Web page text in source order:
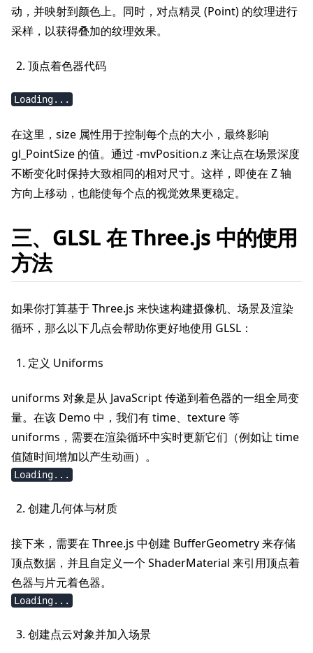
动，并映射到颜色上。同时，对点精灵 (Point) 的纹理进行
采样，以获得叠加的纹理效果。
顶点着色器代码
Loading...
在这里，size 属性用于控制每个点的大小，最终影响
gl_PointSize 的值。通过 -mvPosition.z 来让点在场景深度
不断变化时保持大致相同的相对尺寸。这样，即使在 Z 轴
方向上移动，也能使每个点的视觉效果更稳定。
三、GLSL 在 Three.js 中的使用
方法
如果你打算基于 Three.js 来快速构建摄像机、场景及渲染
循环，那么以下几点会帮助你更好地使用 GLSL：
定义 Uniforms
uniforms 对象是从 JavaScript 传递到着色器的一组全局变
量。在该 Demo 中，我们有 time、texture 等
uniforms，需要在渲染循环中实时更新它们（例如让 time
值随时间增加以产生动画）。
Loading...
创建几何体与材质
接下来，需要在 Three.js 中创建 BufferGeometry 来存储
顶点数据，并且自定义一个 ShaderMaterial 来引用顶点着
色器与片元着色器。
Loading...
创建点云对象并加入场景